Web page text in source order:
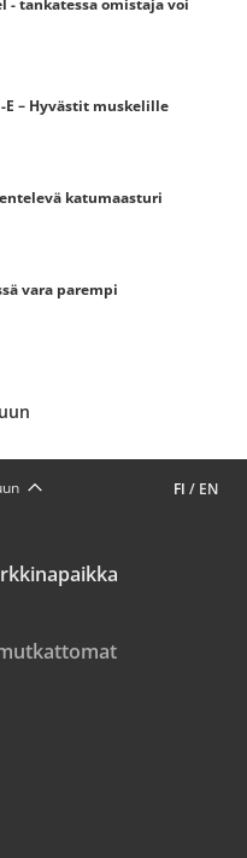
- tankatessa omistaja voi
E – Hyvästit muskelille
katumaasturi
vara parempi
FI / EN